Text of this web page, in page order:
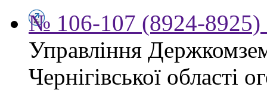
№ 106-107 (8924-8925)
Управління
Чернігівської області